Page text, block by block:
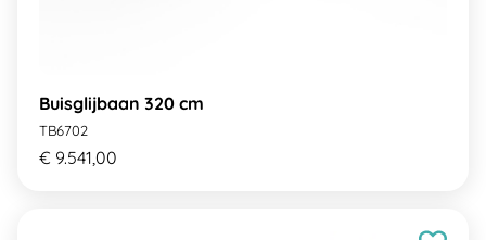
Buisglijbaan 320 cm
TB6702
€ 9.541,00